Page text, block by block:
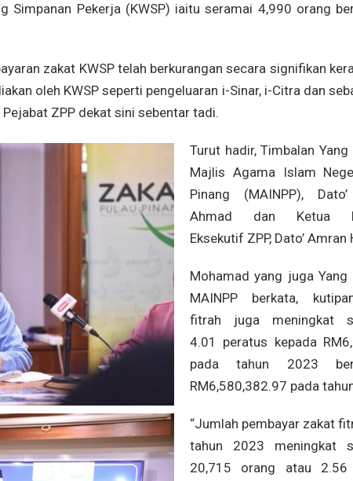
Simpanan Pekerja (KWSP) iaitu seramai 4,990 orang
zakat KWSP telah berkurangan secara signifikan
oleh KWSP seperti pengeluaran i-Sinar, i-Citra dan
ZPP dekat sini sebentar tadi.
Turut hadir, Timbalan Yang
Majlis Agama Islam
Pinang (MAINPP),
Ahmad dan Ketua
Eksekutif ZPP, Dato’ Amran
Mohamad yang juga Yang
MAINPP berkata,
fitrah juga meningkat
4.01 peratus kepada
pada tahun 2023
RM6,580,382.97 pada
“Jumlah pembayar zakat
tahun 2023 meningkat
20,715 orang atau 2.56